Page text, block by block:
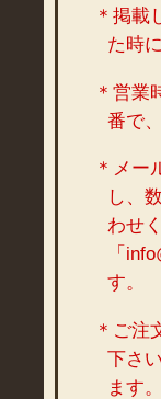
＊掲載
た時
＊営業
番で
＊メー
し、
わせ
「
す。
＊ご注
下さ
ます。